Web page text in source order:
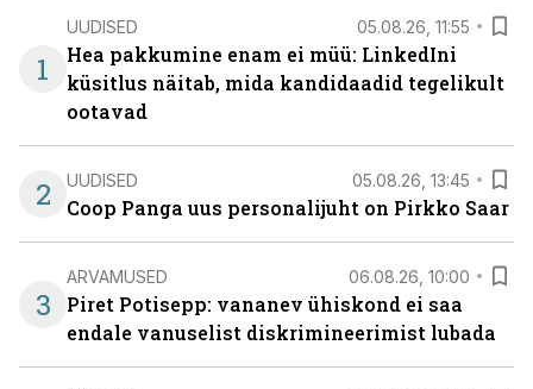
1
UUDISED 05.08.26, 11:55
Hea pakkumine enam ei müü: LinkedIni
küsitlus näitab, mida kandidaadid tegelikult
ootavad
2 UUDISED 05.08.26, 13:45
Coop Panga uus personalijuht on Pirkko Saar
3
ARVAMUSED 06.08.26, 10:00
Piret Potisepp: vananev ühiskond ei saa
endale vanuselist diskrimineerimist lubada